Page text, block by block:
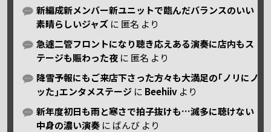
新編成新メンバー新ユニットで臨んだバランスのいい
素晴らしいジャズ に 匿名 より
急遽二管フロントになり聴き応えある演奏に店内もス
テージも賑わった夜 に 匿名 より
降雪予報にもご来店下さった方々も大満足の｢ノリにノ
ッた｣エンタメステージ に Beehiiv より
新年度初日も雨と寒さで拍子抜けも…滅多に聴けない
中身の濃い演奏 に ばんび より